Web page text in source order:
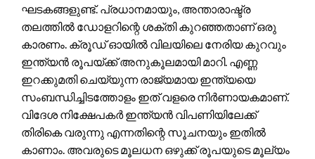
ഘടകങ്ങളുണ്ട്. പ്രധാനമായും, അന്താരാഷ്ട്ര
തലത്തിൽ ഡോളറിന്റെ ശക്തി കുറഞ്ഞതാണ് ഒരു
കാരണം. ക്രൂഡ് ഓയിൽ വിലയിലെ നേരിയ കുറവും
ഇന്ത്യൻ രൂപയ്ക്ക് അനുകൂലമായി മാറി. എണ്ണ
ഇറക്കുമതി ചെയ്യുന്ന രാജ്യമായ ഇന്ത്യയെ
സംബന്ധിച്ചിടത്തോളം ഇത് വളരെ നിർണായകമാണ്.
വിദേശ നിക്ഷേപകർ ഇന്ത്യൻ വിപണിയിലേക്ക്
തിരികെ വരുന്നു എന്നതിന്റെ സൂചനയും ഇതിൽ
കാണാം. അവരുടെ മൂലധന ഒഴുക്ക് രൂപയുടെ മൂല്യം